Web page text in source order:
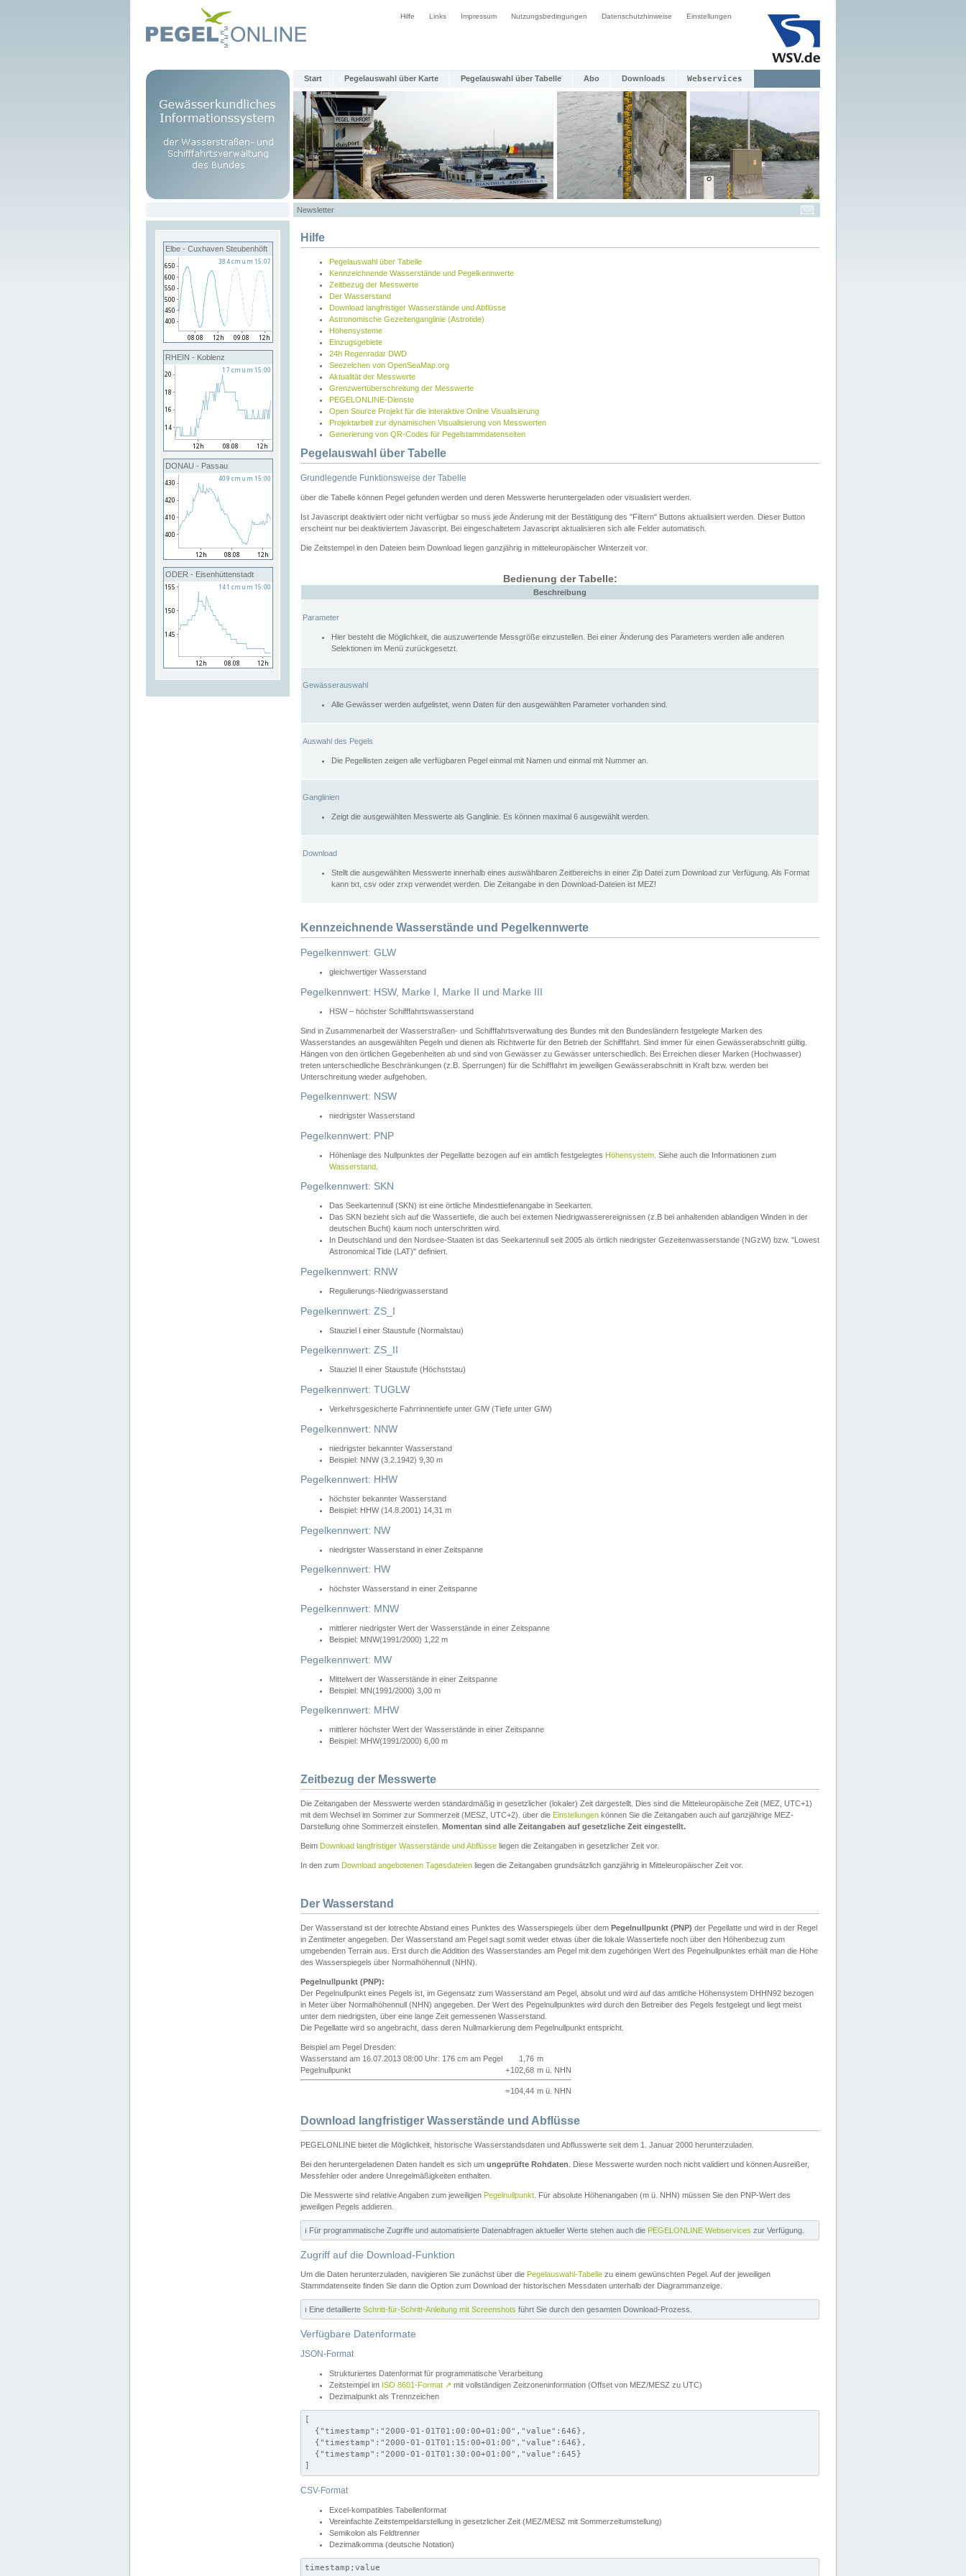
Hilfe Links Impressum Nutzungsbedingungen Datenschutzhinweise Einstellungen
Start Pegelauswahl über Karte Pegelauswahl über Tabelle Abo Downloads Webservices
Newsletter
Elbe - Cuxhaven Steubenhöft
RHEIN - Koblenz
DONAU - Passau
ODER - Eisenhüttenstadt
Hilfe
Pegelauswahl über Tabelle
Kennzeichnende Wasserstände und Pegelkennwerte
Zeitbezug der Messwerte
Der Wasserstand
Download langfristiger Wasserstände und Abflüsse
Astronomische Gezeitenganglinie (Astrotide)
Höhensysteme
Einzugsgebiete
24h Regenradar DWD
Seezeichen von OpenSeaMap.org
Aktualität der Messwerte
Grenzwertüberschreitung der Messwerte
PEGELONLINE-Dienste
Open Source Projekt für die interaktive Online Visualisierung
Projektarbeit zur dynamischen Visualisierung von Messwerten
Generierung von QR-Codes für Pegelstammdatenseiten
Pegelauswahl über Tabelle
Grundlegende Funktionsweise der Tabelle
über die Tabelle können Pegel gefunden werden und deren Messwerte heruntergeladen oder visualisiert werden.
Ist Javascript deaktiviert oder nicht verfügbar so muss jede Änderung mit der Bestätigung des "Filtern" Buttons aktualisiert werden. Dieser Button
erscheint nur bei deaktiviertem Javascript. Bei eingeschaltetem Javascript aktualisieren sich alle Felder automatisch.
Die Zeitstempel in den Dateien beim Download liegen ganzjährig in mitteleuropäischer Winterzeit vor.
Bedienung der Tabelle:
Beschreibung
Parameter
Hier besteht die Möglichkeit, die auszuwertende Messgröße einzustellen. Bei einer Änderung des Parameters werden alle anderen
Selektionen im Menü zurückgesetzt.
Gewässerauswahl
Alle Gewässer werden aufgelistet, wenn Daten für den ausgewählten Parameter vorhanden sind.
Auswahl des Pegels
Die Pegellisten zeigen alle verfügbaren Pegel einmal mit Namen und einmal mit Nummer an.
Ganglinien
Zeigt die ausgewählten Messwerte als Ganglinie. Es können maximal 6 ausgewählt werden.
Download
Stellt die ausgewählten Messwerte innerhalb eines auswählbaren Zeitbereichs in einer Zip Datei zum Download zur Verfügung. Als Format
kann txt, csv oder zrxp verwendet werden. Die Zeitangabe in den Download-Dateien ist MEZ!
Kennzeichnende Wasserstände und Pegelkennwerte
Pegelkennwert: GLW
gleichwertiger Wasserstand
Pegelkennwert: HSW, Marke I, Marke II und Marke III
HSW – höchster Schifffahrtswasserstand
Sind in Zusammenarbeit der Wasserstraßen- und Schifffahrtsverwaltung des Bundes mit den Bundesländern festgelegte Marken des
Wasserstandes an ausgewählten Pegeln und dienen als Richtwerte für den Betrieb der Schifffahrt. Sind immer für einen Gewässerabschnitt gültig.
Hängen von den örtlichen Gegebenheiten ab und sind von Gewässer zu Gewässer unterschiedlich. Bei Erreichen dieser Marken (Hochwasser)
treten unterschiedliche Beschränkungen (z.B. Sperrungen) für die Schifffahrt im jeweiligen Gewässerabschnitt in Kraft bzw. werden bei
Unterschreitung wieder aufgehoben.
Pegelkennwert: NSW
niedrigster Wasserstand
Pegelkennwert: PNP
Höhenlage des Nullpunktes der Pegellatte bezogen auf ein amtlich festgelegtes Höhensystem . Siehe auch die Informationen zum
Wasserstand
Pegelkennwert: SKN
Das Seekartennull (SKN) ist eine örtliche Mindesttiefenangabe in Seekarten.
Das SKN bezieht sich auf die Wassertiefe, die auch bei extemen Niedrigwasserereignissen (z.B bei anhaltenden ablandigen Winden in der
deutschen Bucht) kaum noch unterschritten wird.
In Deutschland und den Nordsee-Staaten ist das Seekartennull seit 2005 als örtlich niedrigster Gezeitenwasserstande (NGzW) bzw. "Lowest
Astronomical Tide (LAT)" definiert.
Pegelkennwert: RNW
Regulierungs-Niedrigwasserstand
Pegelkennwert: ZS_I
Stauziel I einer Staustufe (Normalstau)
Pegelkennwert: ZS_II
Stauziel II einer Staustufe (Höchststau)
Pegelkennwert: TUGLW
Verkehrsgesicherte Fahrrinnentiefe unter GlW (Tiefe unter GlW)
Pegelkennwert: NNW
niedrigster bekannter Wasserstand
Beispiel: NNW (3.2.1942) 9,30 m
Pegelkennwert: HHW
höchster bekannter Wasserstand
Beispiel: HHW (14.8.2001) 14,31 m
Pegelkennwert: NW
niedrigster Wasserstand in einer Zeitspanne
Pegelkennwert: HW
höchster Wasserstand in einer Zeitspanne
Pegelkennwert: MNW
mittlerer niedrigster Wert der Wasserstände in einer Zeitspanne
Beispiel: MNW(1991/2000) 1,22 m
Pegelkennwert: MW
Mittelwert der Wasserstände in einer Zeitspanne
Beispiel: MN(1991/2000) 3,00 m
Pegelkennwert: MHW
mittlerer höchster Wert der Wasserstände in einer Zeitspanne
Beispiel: MHW(1991/2000) 6,00 m
Zeitbezug der Messwerte
Die Zeitangaben der Messwerte werden standardmäßig in gesetzlicher (lokaler) Zeit dargestellt. Dies sind die Mitteleuropäische Zeit (MEZ, UTC+1)
mit dem Wechsel im Sommer zur Sommerzeit (MESZ, UTC+2). über die Einstellungen können Sie die Zeitangaben auch auf ganzjährige MEZ-
Darstellung ohne Sommerzeit einstellen. Momentan sind alle Zeitangaben auf gesetzliche Zeit eingestellt.
Beim Download langfristiger Wasserstände und Abflüsse liegen die Zeitangaben in gesetzlicher Zeit vor.
In den zum Download angebotenen Tagesdateien liegen die Zeitangaben grundsätzlich ganzjährig in Mitteleuropäischer Zeit vor.
Der Wasserstand
Der Wasserstand ist der lotrechte Abstand eines Punktes des Wasserspiegels über dem Pegelnullpunkt (PNP) der Pegellatte und wird in der Regel
in Zentimeter angegeben. Der Wasserstand am Pegel sagt somit weder etwas über die lokale Wassertiefe noch über den Höhenbezug zum
umgebenden Terrain aus. Erst durch die Addition des Wasserstandes am Pegel mit dem zugehörigen Wert des Pegelnullpunktes erhält man die Höhe
des Wasserspiegels über Normalhöhennull (NHN).
Pegelnullpunkt (PNP):
Der Pegelnullpunkt eines Pegels ist, im Gegensatz zum Wasserstand am Pegel, absolut und wird auf das amtliche Höhensystem DHHN92 bezogen
in Meter über Normalhöhennull (NHN) angegeben. Der Wert des Pegelnullpunktes wird durch den Betreiber des Pegels festgelegt und liegt meist
unter dem niedrigsten, über eine lange Zeit gemessenen Wasserstand.
Die Pegellatte wird so angebracht, dass deren Nullmarkierung dem Pegelnullpunkt entspricht.
Beispiel am Pegel Dresden:
Wasserstand am 16.07.2013 08:00 Uhr: 176 cm am Pegel
1,76 m
Pegelnullpunkt
+102,68 m ü. NHN
=104,44 m ü. NHN
Download langfristiger Wasserstände und Abflüsse
PEGELONLINE bietet die Möglichkeit, historische Wasserstandsdaten und Abflusswerte seit dem 1. Januar 2000 herunterzuladen.
Bei den heruntergeladenen Daten handelt es sich um ungeprüfte Rohdaten . Diese Messwerte wurden noch nicht validiert und können Ausreißer,
Messfehler oder andere Unregelmäßigkeiten enthalten.
Die Messwerte sind relative Angaben zum jeweiligen Pegelnullpunkt . Für absolute Höhenangaben (m ü. NHN) müssen Sie den PNP-Wert des
jeweiligen Pegels addieren.
ℹ️ Für programmatische Zugriffe und automatisierte Datenabfragen aktueller Werte stehen auch die PEGELONLINE Webservices zur Verfügung.
Zugriff auf die Download-Funktion
Um die Daten herunterzuladen, navigieren Sie zunächst über die Pegelauswahl-Tabelle zu einem gewünschten Pegel. Auf der jeweiligen
Stammdatenseite finden Sie dann die Option zum Download der historischen Messdaten unterhalb der Diagrammanzeige.
ℹ️ Eine detaillierte Schritt-für-Schritt-Anleitung mit Screenshots führt Sie durch den gesamten Download-Prozess.
Verfügbare Datenformate
JSON-Format
Strukturiertes Datenformat für programmatische Verarbeitung
Zeitstempel im ISO 8601-Format ↗ mit vollständigen Zeitzoneninformation (Offset von MEZ/MESZ zu UTC)
Dezimalpunkt als Trennzeichen
[
  {"timestamp":"2000-01-01T01:00:00+01:00","value":646},
  {"timestamp":"2000-01-01T01:15:00+01:00","value":646},
  {"timestamp":"2000-01-01T01:30:00+01:00","value":645}
]
CSV-Format
Excel-kompatibles Tabellenformat
Vereinfachte Zeitstempeldarstellung in gesetzlicher Zeit (MEZ/MESZ mit Sommerzeitumstellung)
Semikolon als Feldtrenner
Dezimalkomma (deutsche Notation)
timestamp;value